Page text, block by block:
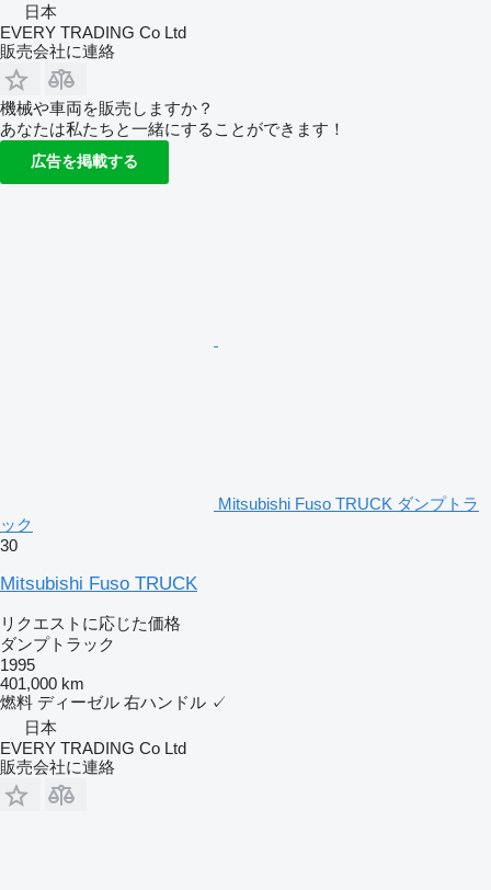
日本
EVERY TRADING Co Ltd
販売会社に連絡
機械や車両を販売しますか？
あなたは私たちと一緒にすることができます！
広告を掲載する
Mitsubishi Fuso TRUCK ダンプトラ
ック
30
Mitsubishi Fuso TRUCK
リクエストに応じた価格
ダンプトラック
1995
401,000 km
燃料 ディーゼル 右ハンドル ✓
日本
EVERY TRADING Co Ltd
販売会社に連絡